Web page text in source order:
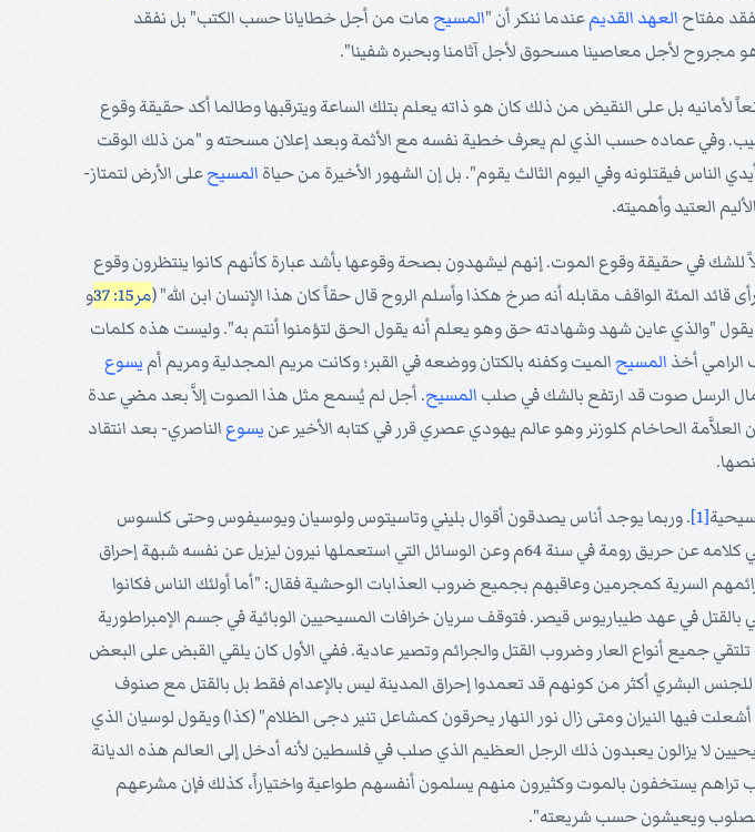
مفتاح العهد القديمعندما ننكر أن "المسيح مات من أجل خطايانا حسب الكتب" بل نفقد
مجروح لأجل معاصينا مسحوق لأجل آثامنا وبحبره شفينا".
لأمانيه بل على النقيض من ذلك كان هو ذاته يعلم بتلك الساعة ويترقبها وطالما أكد حقيقة وقوع
وفي عماده حسب الذي لم يعرف خطية نفسه مع الأثمة وبعد إعلان مسحته و "من ذلك الوقت
الناس فيقتلونه وفي اليوم الثالث يقوم". بل إن الشهور الأخيرة من حياة المسيحعلى الأرض لتمتاز-
العتيد وأهميته.
للشك في حقيقة وقوع الموت. إنهم ليشهدون بصحة وقوعها بأشد عبارة كأنهم كانوا ينتظرون وقوع
المئة الواقف مقابله أنه صرخ هكذا وأسلم الروح قال حقاً كان هذا الإنسان ابن الله" (مر15: 37
و
"والذي عاين شهد وشهادته حق وهو يعلم أنه يقول الحق لتؤمنوا أنتم به". وليست هذه كلمات
أخذ المسيح الميت وكفنه بالكتان ووضعه في القبر؛ وكانت مريم المجدلية ومريم أم يسوع
الرسل صوت قد ارتفع بالشك في صلب المسيح. أجل لم يُسمع مثل هذا الصوت إلاَّ بعد مضي عدة
الحاخام كلوزنر وهو عالم يهودي عصري قرر في كتابه الأخير عن يسوع الناصري- بعد انتقاد
[1] . وربما يوجد أناس يصدقون أقوال بليني وتاسيتوس ولوسيان ويوسيفوس وحتى كلسوس
يقول في كلامه عن حريق رومة في سنة 64م وعن الوسائل التي استعملها نيرون ليزيل عن نفسه شبهة إحراق
السرية كمجرمين وعاقبهم بجميع ضروب العذابات الوحشية فقال: "أما أولئك الناس فكانوا
بالقتل في عهد طيباريوس قيصر. فتوقف سريان خرافات المسيحيين الوبائية في جسم الإمبراطورية
جميع أنواع العار وضروب القتل والجرائم وتصير عادية. ففي الأول كان يلقي القبض على البعض
البشري أكثر من كونهم قد تعمدوا إحراق المدينة ليس بالإعدام فقط بل بالقتل مع صنوف
فيها النيران ومتى زال نور النهار يحرقون كمشاعل تنير دجى الظلام" (كذا) ويقول لوسيان الذي
لا يزالون يعبدون ذلك الرجل العظيم الذي صلب في فلسطين لأنه أدخل إلى العالم هذه الديانة
تراهم يستخفون بالموت وكثيرون منهم يسلمون أنفسهم طواعية واختياراً، كذلك فإن مشرعهم
المصلوب ويعيشون حسب شريعته".